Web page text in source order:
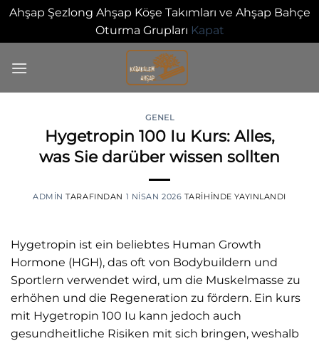
Ahşap Şezlong Ahşap Köşe Takımları ve Ahşap Bahçe
Oturma Grupları Kapat
atla
GENEL
Hygetropin 100 Iu Kurs: Alles,
was Sie darüber wissen sollten
ADMIN TARAFINDAN 1 NISAN 2026 TARIHINDE YAYINLANDI
Hygetropin ist ein beliebtes Human Growth
Hormone (HGH), das oft von Bodybuildern und
Sportlern verwendet wird, um die Muskelmasse zu
erhöhen und die Regeneration zu fördern. Ein kurs
mit Hygetropin 100 Iu kann jedoch auch
gesundheitliche Risiken mit sich bringen, weshalb